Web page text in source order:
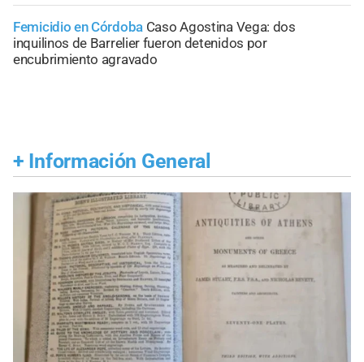
Femicidio en Córdoba Caso Agostina Vega: dos
inquilinos de Barrelier fueron detenidos por
encubrimiento agravado
+ Información General